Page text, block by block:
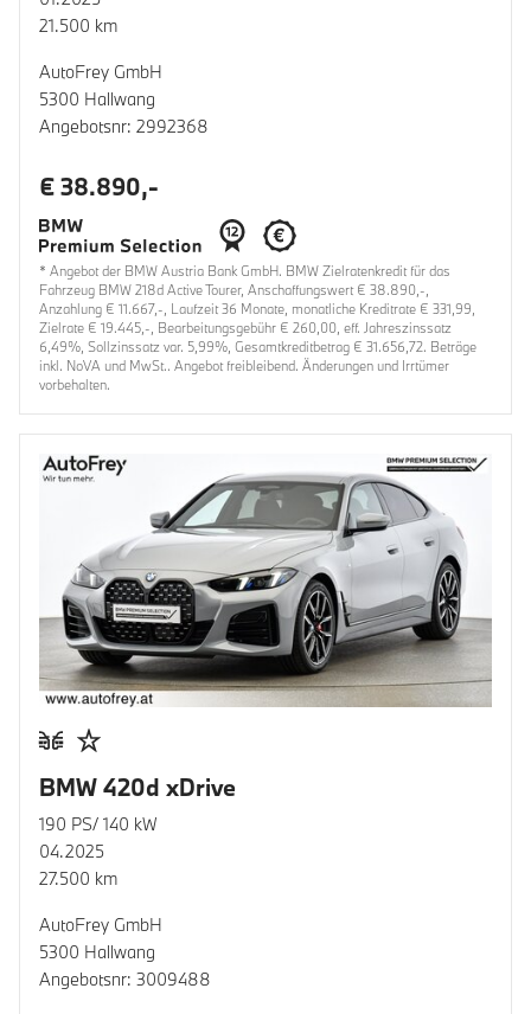
21.500 km
AutoFrey GmbH
5300 Hallwang
Angebotsnr: 2992368
€ 38.890,-
* Angebot der BMW Austria Bank GmbH. BMW Zielratenkredit für das
Fahrzeug BMW 218d Active Tourer, Anschaffungswert € 38.890,-,
Anzahlung € 11.667,-, Laufzeit 36 Monate, monatliche Kreditrate € 331,99,
Zielrate € 19.445,-, Bearbeitungsgebühr € 260,00, eff. Jahreszinssatz
6,49%, Sollzinssatz var. 5,99%, Gesamtkreditbetrag € 31.656,72. Beträge
inkl. NoVA und MwSt.. Angebot freibleibend. Änderungen und Irrtümer
vorbehalten.
BMW 420d xDrive
190 PS/ 140 kW
04.2025
27.500 km
AutoFrey GmbH
5300 Hallwang
Angebotsnr: 3009488